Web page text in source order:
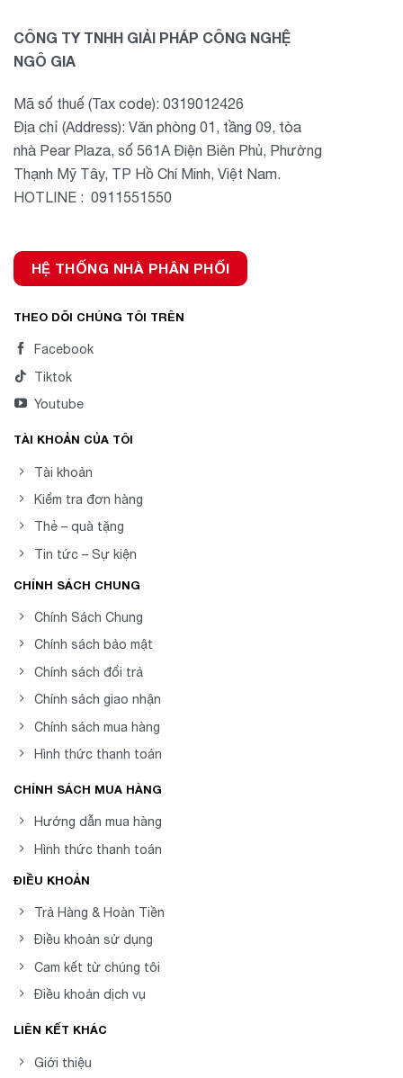
CÔNG TY TNHH GIẢI PHÁP CÔNG NGHỆ
NGÔ GIA
Mã số thuế (Tax code): 0319012426
Địa chỉ (Address): Văn phòng 01, tầng 09, tòa
nhà Pear Plaza, số 561A Điện Biên Phủ, Phường
Thạnh Mỹ Tây, TP Hồ Chí Minh, Việt Nam.
HOTLINE : 0911551550
HỆ THỐNG NHÀ PHÂN PHỐI
THEO DÕI CHÚNG TÔI TRÊN
Facebook
Tiktok
Youtube
TÀI KHOẢN CỦA TÔI
Tài khoản
Kiểm tra đơn hàng
Thẻ – quà tặng
Tin tức – Sự kiện
CHÍNH SÁCH CHUNG
Chính Sách Chung
Chính sách bảo mật
Chính sách đổi trả
Chính sách giao nhận
Chính sách mua hàng
Hình thức thanh toán
CHÍNH SÁCH MUA HÀNG
Hướng dẫn mua hàng
Hình thức thanh toán
ĐIỀU KHOẢN
Trả Hàng & Hoàn Tiền
Điều khoản sử dụng
Cam kết từ chúng tôi
Điều khoản dịch vụ
LIÊN KẾT KHÁC
Giới thiệu